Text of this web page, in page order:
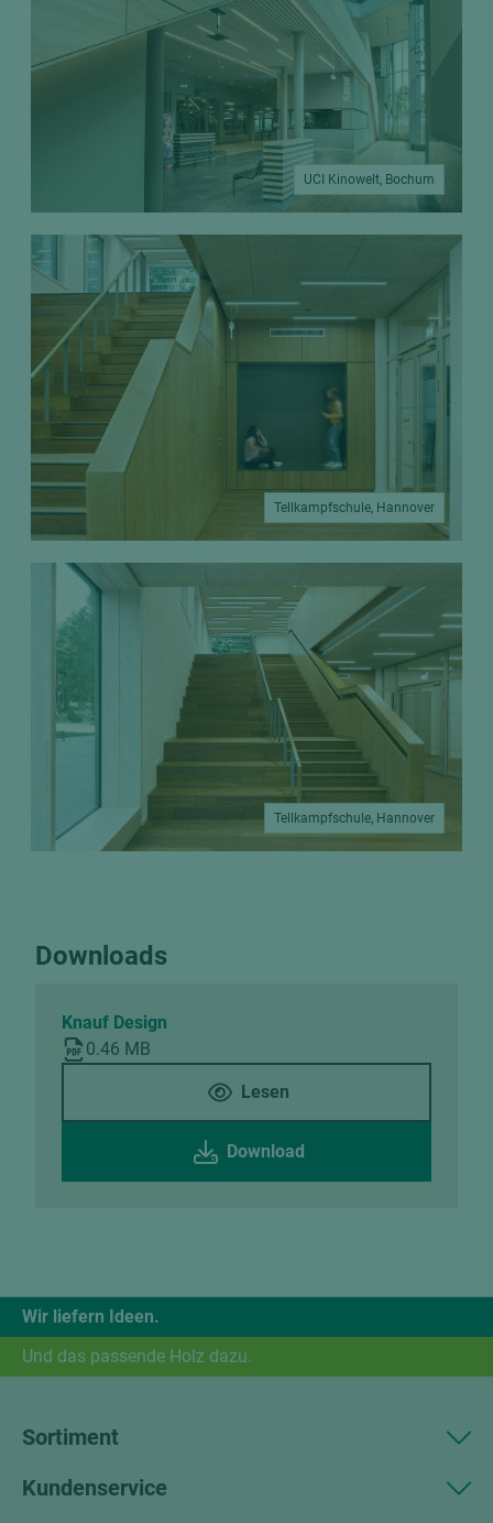
UCI Kinowelt, Bochum
Tellkampfschule, Hannover
Tellkampfschule, Hannover
Downloads
Knauf Design
0.46 MB
Lesen
Download
Wir liefern Ideen.
Und das passende Holz dazu.
Sortiment
Kundenservice